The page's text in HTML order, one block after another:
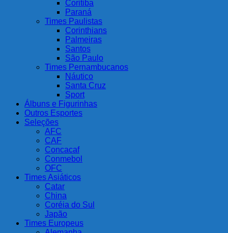
Coritiba
Paraná
Times Paulistas
Corinthians
Palmeiras
Santos
São Paulo
Times Pernambucanos
Náutico
Santa Cruz
Sport
Álbuns e Figurinhas
Outros Esportes
Seleções
AFC
CAF
Concacaf
Conmebol
OFC
Times Asiáticos
Catar
China
Coréia do Sul
Japão
Times Europeus